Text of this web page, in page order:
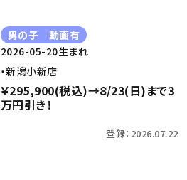
男の子 動画有
2026-05-20生まれ
・新潟小新店
￥295,900(税込)→8/23(日)まで3
万円引き！
登録：2026.07.22